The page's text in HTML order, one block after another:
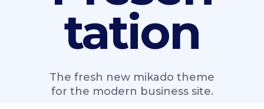
tation
The fresh new mikado theme
for the modern business site.